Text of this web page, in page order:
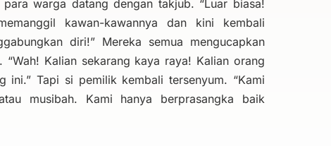
warga datang dengan takjub. “Luar biasa!
kawan-kawannya dan kini kembali
diri!” Mereka semua mengucapkan
“Wah! Kalian sekarang kaya raya! Kalian orang
ini.” Tapi si pemilik kembali tersenyum. “Kami
musibah. Kami hanya berprasangka baik